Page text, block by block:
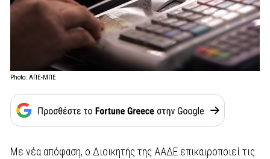
Photo: ΑΠΕ-ΜΠΕ
Με νέα απόφαση, ο Διοικητής της ΑΑΔΕ επικαιροποιεί τις